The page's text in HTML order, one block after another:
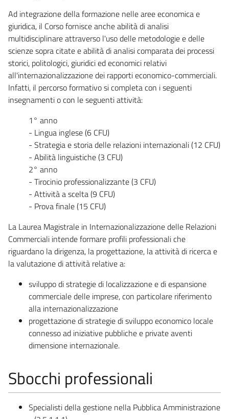
Ad integrazione della formazione nelle aree economica e
giuridica, il Corso fornisce anche abilità di analisi
multidisciplinare attraverso l'uso delle metodologie e delle
scienze sopra citate e abilità di analisi comparata dei processi
storici, politologici, giuridici ed economici relativi
all'internazionalizzazione dei rapporti economico-commerciali.
Infatti, il percorso formativo si completa con i seguenti
insegnamenti o con le seguenti attività:
1° anno
- Lingua inglese (6 CFU)
- Strategia e storia delle relazioni internazionali (12 CFU)
- Abilità linguistiche (3 CFU)
2° anno
- Tirocinio professionalizzante (3 CFU)
- Attività a scelta (9 CFU)
- Prova finale (15 CFU)
La Laurea Magistrale in Internazionalizzazione delle Relazioni
Commerciali intende formare profili professionali che
riguardano la dirigenza, la progettazione, la attività di ricerca e
la valutazione di attività relative a:
sviluppo di strategie di localizzazione e di espansione
commerciale delle imprese, con particolare riferimento
alla internazionalizzazione
progettazione di strategie di sviluppo economico locale
connesso ad iniziative pubbliche e private aventi
dimensione internazionale.
Sbocchi professionali
Specialisti della gestione nella Pubblica Amministrazione